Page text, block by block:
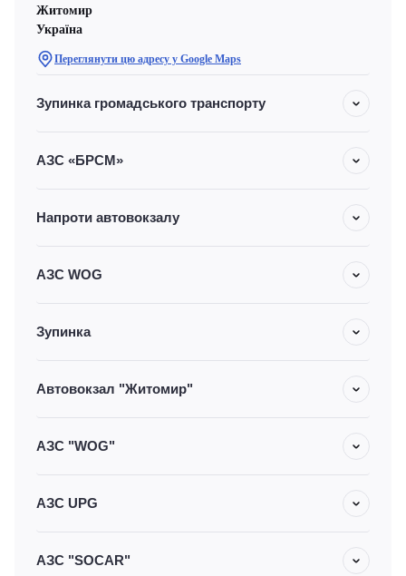
Житомир
Україна
Переглянути цю адресу у Google Maps
Зупинка громадського транспорту
АЗС «БРСМ»
Напроти автовокзалу
АЗС WOG
Зупинка
Автовокзал "Житомир"
АЗС "WOG"
АЗС UPG
АЗС "SOCAR"